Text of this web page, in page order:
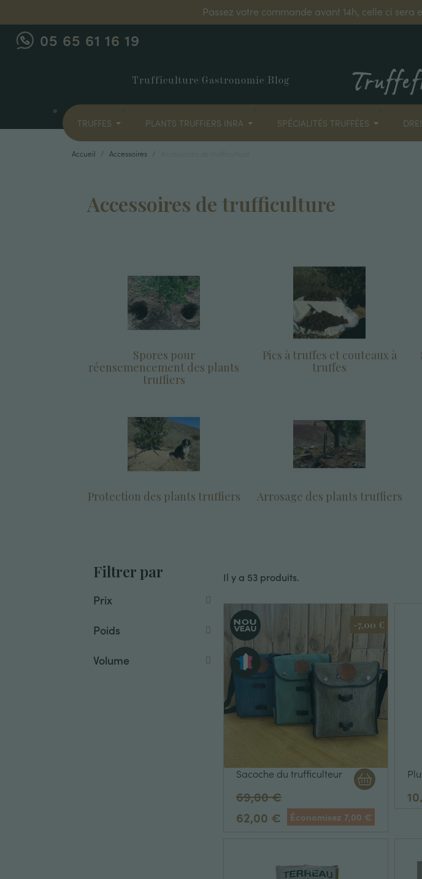
Passez votre commande avant 14h, celle ci
05 65 61 16 19
Trufficulture Gastronomie Blog
TRUFFES PLANTS TRUFFIERS INRA SPÉCIALITÉS TRUFFÉES
Accueil Accessoires
Accessoires de trufficulture
Spores pour
réensemencement des plants
truffiers
Pics à truffes et couteaux à
truffes
Protection des plants truffiers Arrosage des plants truffiers
Filtrer par
Prix
Poids
Volume
Il y a 53 produits.
-7,00 €
Sacoche du trufficulteur
69,00 €
62,00 €
Économisez 7,00 €